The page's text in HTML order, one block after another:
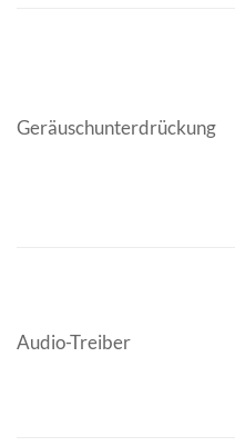
Geräuschunterdrückung
Audio-Treiber